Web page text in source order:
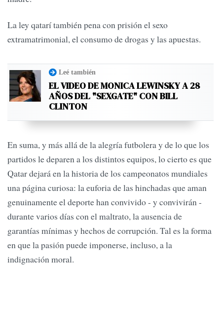
La ley qatarí también pena con prisión el sexo
extramatrimonial, el consumo de drogas y las apuestas.
Leé también
EL VIDEO DE MONICA LEWINSKY A 28
AÑOS DEL "SEXGATE" CON BILL
CLINTON
En suma, y más allá de la alegría futbolera y de lo que los
partidos le deparen a los distintos equipos, lo cierto es que
Qatar dejará en la historia de los campeonatos mundiales
una página curiosa: la euforia de las hinchadas que aman
genuinamente el deporte han convivido - y convivirán -
durante varios días con el maltrato, la ausencia de
garantías mínimas y hechos de corrupción. Tal es la forma
en que la pasión puede imponerse, incluso, a la
indignación moral.